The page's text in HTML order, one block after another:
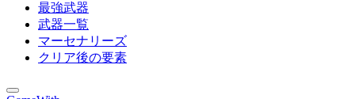
最強武器
武器一覧
マーセナリーズ
クリア後の要素